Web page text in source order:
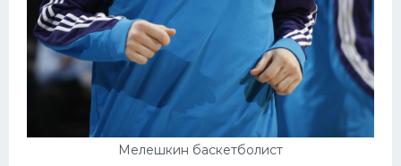
Мелешкин баскетболист